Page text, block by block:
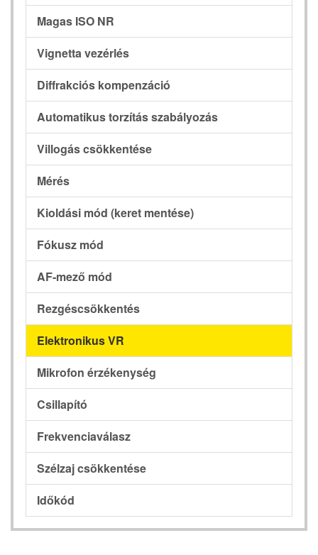
Magas ISO NR
Vignetta vezérlés
Diffrakciós kompenzáció
Automatikus torzítás szabályozás
Villogás csökkentése
Mérés
Kioldási mód (keret mentése)
Fókusz mód
AF-mező mód
Rezgéscsökkentés
Elektronikus VR
Mikrofon érzékenység
Csillapító
Frekvenciaválasz
Szélzaj csökkentése
Időkód